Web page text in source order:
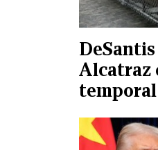
Alcatraz
temporal